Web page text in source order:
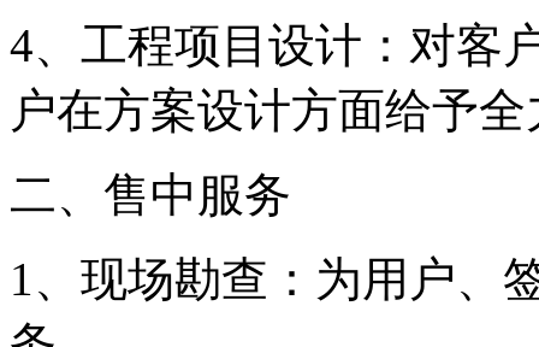
4、工程项目设计：对客
户在方案设计方面给予
二、售中服务
1、现场勘查：为用户、